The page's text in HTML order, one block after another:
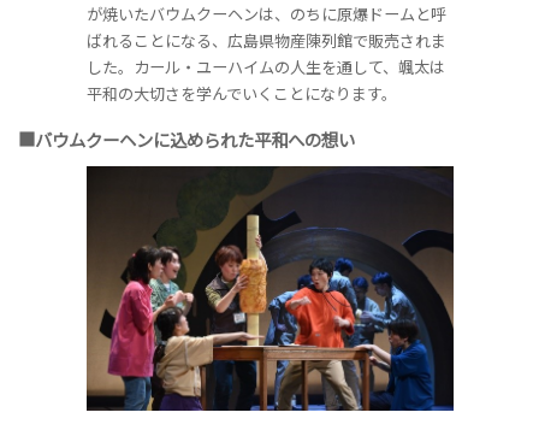
が焼いたバウムクーヘンは、のちに原爆ドームと呼
ばれることになる、広島県物産陳列館で販売されま
した。カール・ユーハイムの人生を通して、颯太は
平和の大切さを学んでいくことになります。
■バウムクーヘンに込められた平和への想い